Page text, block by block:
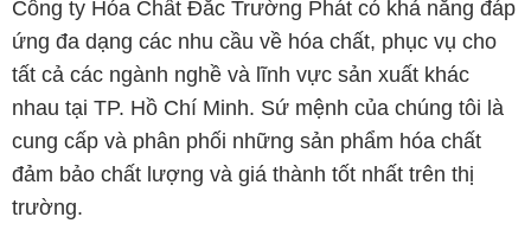
Công ty Hóa Chất Đắc Trường Phát có khả năng đáp
ứng đa dạng các nhu cầu về hóa chất, phục vụ cho
tất cả các ngành nghề và lĩnh vực sản xuất khác
nhau tại TP. Hồ Chí Minh. Sứ mệnh của chúng tôi là
cung cấp và phân phối những sản phẩm hóa chất
đảm bảo chất lượng và giá thành tốt nhất trên thị
trường.